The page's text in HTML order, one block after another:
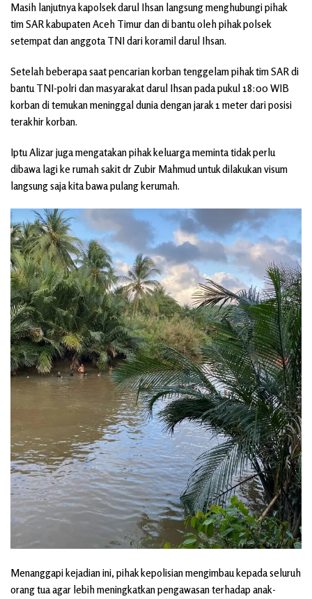
Masih lanjutnya kapolsek darul Ihsan langsung menghubungi pihak
tim SAR kabupaten Aceh Timur dan di bantu oleh pihak polsek
setempat dan anggota TNI dari koramil darul Ihsan.
Setelah beberapa saat pencarian korban tenggelam pihak tim SAR di
bantu TNI-polri dan masyarakat darul Ihsan pada pukul 18:00 WIB
korban di temukan meninggal dunia dengan jarak 1 meter dari posisi
terakhir korban.
Iptu Alizar juga mengatakan pihak keluarga meminta tidak perlu
dibawa lagi ke rumah sakit dr Zubir Mahmud untuk dilakukan visum
langsung saja kita bawa pulang kerumah.
Menanggapi kejadian ini, pihak kepolisian mengimbau kepada seluruh
orang tua agar lebih meningkatkan pengawasan terhadap anak-